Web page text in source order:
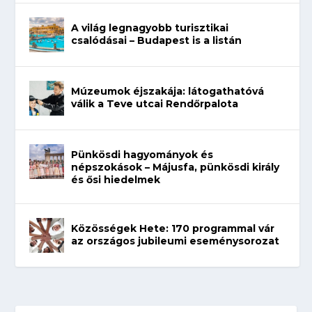
A világ legnagyobb turisztikai
csalódásai – Budapest is a listán
Múzeumok éjszakája: látogathatóvá
válik a Teve utcai Rendőrpalota
Pünkösdi hagyományok és
népszokások – Májusfa, pünkösdi király
és ősi hiedelmek
Közösségek Hete: 170 programmal vár
az országos jubileumi eseménysorozat